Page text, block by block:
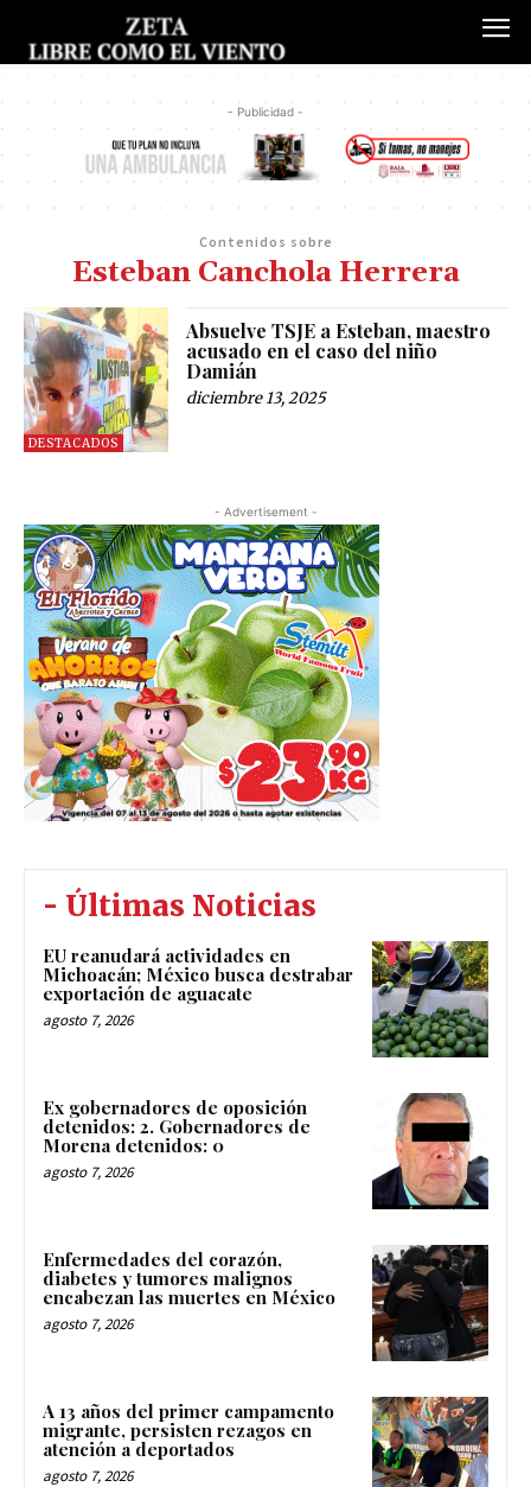
- Publicidad -
Contenidos sobre
Esteban Canchola Herrera
DESTACADOS
Absuelve TSJE a Esteban, maestro
acusado en el caso del niño
Damián
diciembre 13, 2025
- Advertisement -
- Últimas Noticias
EU reanudará actividades en
Michoacán; México busca destrabar
exportación de aguacate
agosto 7, 2026
Ex gobernadores de oposición
detenidos: 2. Gobernadores de
Morena detenidos: 0
agosto 7, 2026
Enfermedades del corazón,
diabetes y tumores malignos
encabezan las muertes en México
agosto 7, 2026
A 13 años del primer campamento
migrante, persisten rezagos en
atención a deportados
agosto 7, 2026